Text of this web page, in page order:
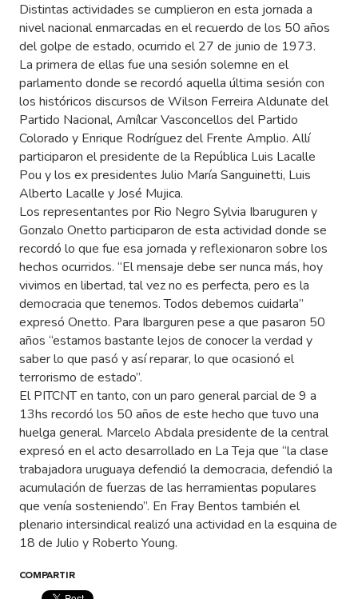
Distintas actividades se cumplieron en esta jornada a
nivel nacional enmarcadas en el recuerdo de los 50 años
del golpe de estado, ocurrido el 27 de junio de 1973.
La primera de ellas fue una sesión solemne en el
parlamento donde se recordó aquella última sesión con
los históricos discursos de Wilson Ferreira Aldunate del
Partido Nacional, Amílcar Vasconcellos del Partido
Colorado y Enrique Rodríguez del Frente Amplio. Allí
participaron el presidente de la República Luis Lacalle
Pou y los ex presidentes Julio María Sanguinetti, Luis
Alberto Lacalle y José Mujica.
Los representantes por Rio Negro Sylvia Ibaruguren y
Gonzalo Onetto participaron de esta actividad donde se
recordó lo que fue esa jornada y reflexionaron sobre los
hechos ocurridos. “El mensaje debe ser nunca más, hoy
vivimos en libertad, tal vez no es perfecta, pero es la
democracia que tenemos. Todos debemos cuidarla”
expresó Onetto. Para Ibarguren pese a que pasaron 50
años “estamos bastante lejos de conocer la verdad y
saber lo que pasó y así reparar, lo que ocasionó el
terrorismo de estado”.
El PITCNT en tanto, con un paro general parcial de 9 a
13hs recordó los 50 años de este hecho que tuvo una
huelga general. Marcelo Abdala presidente de la central
expresó en el acto desarrollado en La Teja que “la clase
trabajadora uruguaya defendió la democracia, defendió la
acumulación de fuerzas de las herramientas populares
que venía sosteniendo”. En Fray Bentos también el
plenario intersindical realizó una actividad en la esquina de
18 de Julio y Roberto Young.
COMPARTIR